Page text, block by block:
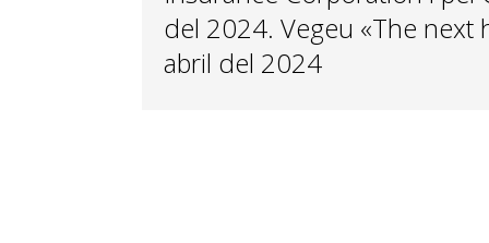
del 2024. Vegeu «The next
abril del 2024